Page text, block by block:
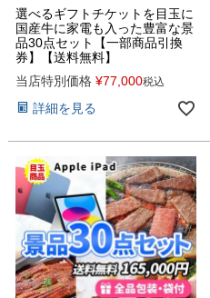
選べるギフトチケットを目玉に
国産牛に家電も入った豊富な景
品30点セット【一部商品引換
券】【送料無料】
当店特別価格 ¥77,000税込
詳細を見る